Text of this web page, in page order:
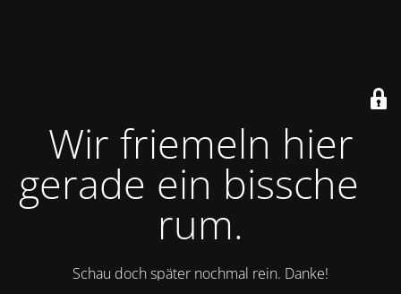
Wir friemeln hier
gerade ein bisschen
rum.
Schau doch später nochmal rein. Danke!